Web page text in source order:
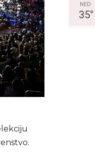
NED
35°